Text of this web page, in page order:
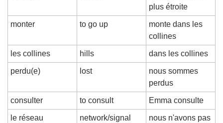
plus étroite
monter to go up
monte dans les
collines
les collines hills dans les collines
perdu(e) lost
nous sommes
perdus
consulter to consult Emma consulte
le réseau network/signal
nous n'avons pas